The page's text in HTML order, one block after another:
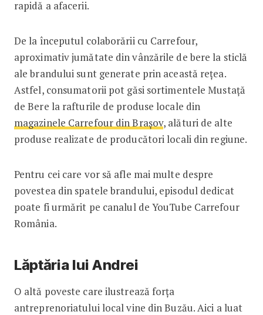
rapidă a afacerii.
De la începutul colaborării cu Carrefour,
aproximativ jumătate din vânzările de bere la sticlă
ale brandului sunt generate prin această rețea.
Astfel, consumatorii pot găsi sortimentele Mustață
de Bere la rafturile de produse locale din
magazinele Carrefour din Brașov, alături de alte
produse realizate de producători locali din regiune.
Pentru cei care vor să afle mai multe despre
povestea din spatele brandului, episodul dedicat
poate fi urmărit pe canalul de YouTube Carrefour
România.
Lăptăria lui Andrei
O altă poveste care ilustrează forța
antreprenoriatului local vine din Buzău. Aici a luat